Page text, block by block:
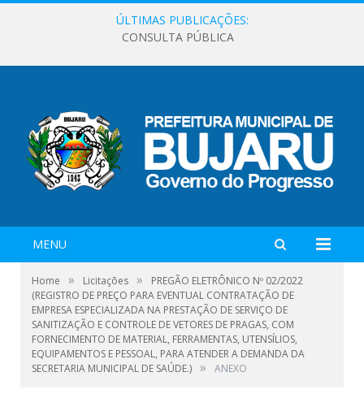
ÚLTIMAS PUBLICAÇÕES:
CONSULTA PÚBLICA
MENU
Home » Licitações »
PREGÃO ELETRÔNICO Nº 02/2022
(REGISTRO DE PREÇO PARA EVENTUAL CONTRATAÇÃO DE
EMPRESA ESPECIALIZADA NA PRESTAÇÃO DE SERVIÇO DE
SANITIZAÇÃO E CONTROLE DE VETORES DE PRAGAS, COM
FORNECIMENTO DE MATERIAL, FERRAMENTAS, UTENSÍLIOS,
EQUIPAMENTOS E PESSOAL, PARA ATENDER A DEMANDA DA
SECRETARIA MUNICIPAL DE SAÚDE.) » ANEXO